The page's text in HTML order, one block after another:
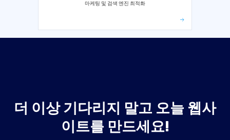
마케팅 및 검색 엔진 최적화
더 이상 기다리지 말고 오늘 웹사
이트를 만드세요!